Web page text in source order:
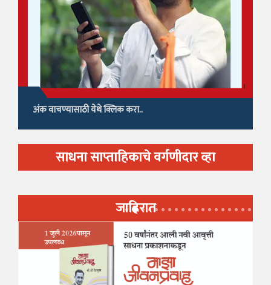
अंक वाचण्यासाठी येथे क्लिक करा..
साधना साप्ताहिकाचे वर्गणीदार व्हा
जाहिरात